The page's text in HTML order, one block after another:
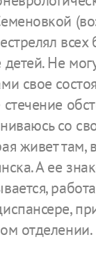
детей. Не
свое
со
живет там,
А ее
отделении.